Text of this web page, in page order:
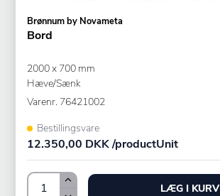
Brønnum by Novameta
Bord
2000 x 700 mm
Hæve/Sænk
Varenr. 76421002
Bestillingsvare
12.350,00 DKK /productUnit
LÆG I KURV